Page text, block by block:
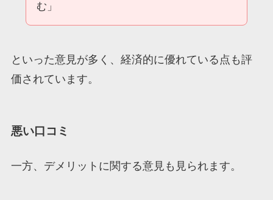
む」
といった意見が多く、経済的に優れている点も評
価されています。
悪い口コミ
一方、デメリットに関する意見も見られます。